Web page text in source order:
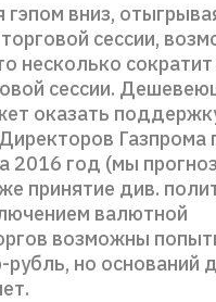
гэпом вниз,
сессии,
несколько
сессии.
оказать
Газпрома
2016 год (мы
принятие див.
валютной
возможны
но оснований